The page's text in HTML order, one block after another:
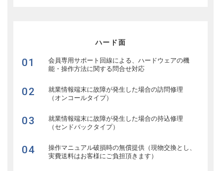
ハード面
01
会員専用サポート回線による、ハードウェアの機
能・操作方法に関する問合せ対応
02
就業情報端末に故障が発生した場合の訪問修理
（オンコールタイプ）
03
就業情報端末に故障が発生した場合の持込修理
（センドバックタイプ）
04
操作マニュアル破損時の無償提供（現物交換とし、
実費送料はお客様にご負担頂きます）